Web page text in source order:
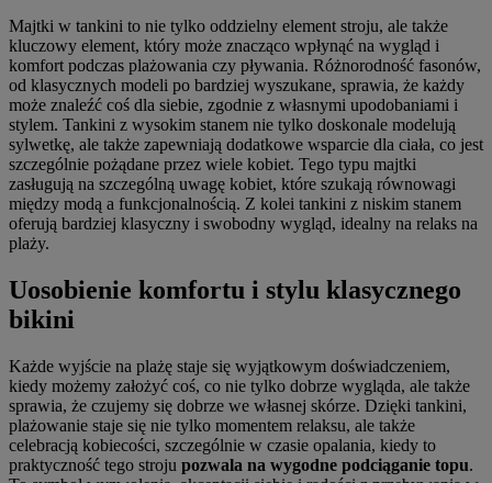
Majtki w tankini to nie tylko oddzielny element stroju, ale także
kluczowy element, który może znacząco wpłynąć na wygląd i
komfort podczas plażowania czy pływania. Różnorodność fasonów,
od klasycznych modeli po bardziej wyszukane, sprawia, że każdy
może znaleźć coś dla siebie, zgodnie z własnymi upodobaniami i
stylem. Tankini z wysokim stanem nie tylko doskonale modelują
sylwetkę, ale także zapewniają dodatkowe wsparcie dla ciała, co jest
szczególnie pożądane przez wiele kobiet. Tego typu majtki
zasługują na szczególną uwagę kobiet, które szukają równowagi
między modą a funkcjonalnością. Z kolei tankini z niskim stanem
oferują bardziej klasyczny i swobodny wygląd, idealny na relaks na
plaży.
Uosobienie komfortu i stylu klasycznego
bikini
Każde wyjście na plażę staje się wyjątkowym doświadczeniem,
kiedy możemy założyć coś, co nie tylko dobrze wygląda, ale także
sprawia, że czujemy się dobrze we własnej skórze. Dzięki tankini,
plażowanie staje się nie tylko momentem relaksu, ale także
celebracją kobiecości, szczególnie w czasie opalania, kiedy to
praktyczność tego stroju pozwala na wygodne podciąganie topu.